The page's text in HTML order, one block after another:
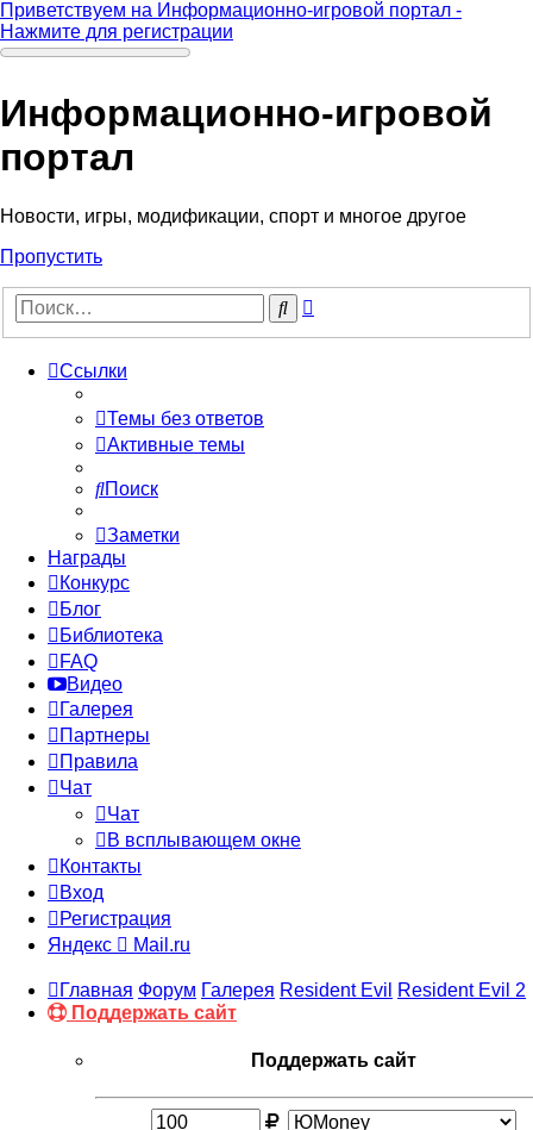
Приветствуем на Информационно-игровой портал -
Нажмите для регистрации
Информационно-игровой
портал
Новости, игры, модификации, спорт и многое другое
Пропустить
Поиск
Ссылки
Темы без ответов
Активные темы
Поиск
Заметки
Награды
Конкурс
Блог
Библиотека
FAQ
Видео
Галерея
Партнеры
Правила
Чат
Чат
В всплывающем окне
Контакты
Вход
Регистрация
Яндекс
Mail.ru
Главная Форум Галерея Resident Evil
Resident Evil 2
Поддержать сайт
Поддержать сайт